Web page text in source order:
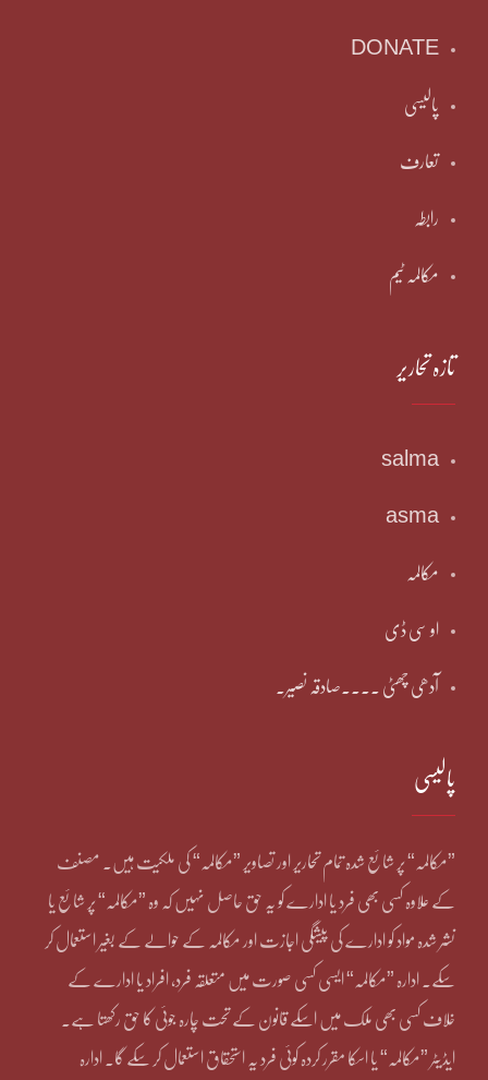
DONATE
پالیسی
تعارف
رابطہ
مکالمہ ٹیم
تازہ تحاریر
salma
asma
مکالمہ
او سی ڈی
آدھی چھٹی ۔۔۔۔صادقہ نصیر۔
پالیسی
”مکالمہ“ پر شائع شدہ تمام تحاریر اور تصاویر ”مکالمہ“ کی ملکیت ہیں۔ مصنف
کے علاوہ کسی بھی فرد یا ادارے کو یہ حق حاصل نہیں کہ وہ ”مکالمہ“ پر شائع یا
نشر شدہ مواد کو ادارے کی پیشگی اجازت اور مکالمہ کے حوالے کے بغیر استعمال کر
سکے۔ ادارہ ”مکالمہ“ ایسی کسی صورت میں متعلقہ فرد، افراد یا ادارے کے
خلاف کسی بھی ملک میں اسکے قانون کے تحت چارہ جوئی کا حق رکھتا ہے۔
ایڈیٹر ”مکالمہ“ یا اسکا مقرر کردہ کوئی فرد یہ استحقاق استعمال کر سکے گا۔ ادارہ